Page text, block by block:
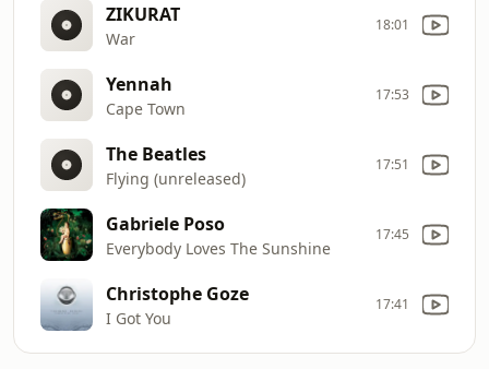
ZIKURAT
War
18:01
Yennah
Cape Town
17:53
The Beatles
Flying (unreleased)
17:51
Gabriele Poso
Everybody Loves The Sunshine
17:45
Christophe Goze
I Got You
17:41